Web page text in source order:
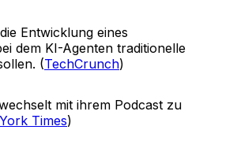
Entwicklung eines
dem KI-Agenten traditionelle
(TechCrunch)
mit ihrem Podcast zu
Times)